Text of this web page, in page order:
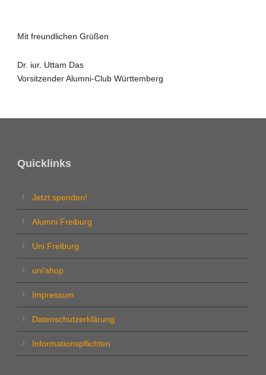
Mit freundlichen Grüßen
Dr. iur. Uttam Das
Vorsitzender Alumni-Club Württemberg
Quicklinks
Jetzt spenden!
Alumni Freiburg
Uni Freiburg
uni’shop
Impressum
Datenschutzerklärung
Informationspflichten